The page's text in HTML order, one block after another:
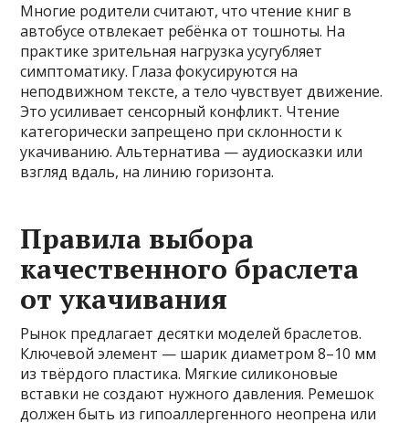
Многие родители считают, что чтение книг в
автобусе отвлекает ребёнка от тошноты. На
практике зрительная нагрузка усугубляет
симптоматику. Глаза фокусируются на
неподвижном тексте, а тело чувствует движение.
Это усиливает сенсорный конфликт. Чтение
категорически запрещено при склонности к
укачиванию. Альтернатива — аудиосказки или
взгляд вдаль, на линию горизонта.
Правила выбора
качественного браслета
от укачивания
Рынок предлагает десятки моделей браслетов.
Ключевой элемент — шарик диаметром 8–10 мм
из твёрдого пластика. Мягкие силиконовые
вставки не создают нужного давления. Ремешок
должен быть из гипоаллергенного неопрена или